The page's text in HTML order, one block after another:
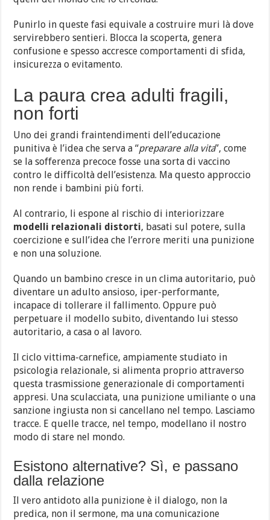
Punirlo in queste fasi equivale a costruire muri là dove
servirebbero sentieri. Blocca la scoperta, genera
confusione e spesso accresce comportamenti di sfida,
insicurezza o evitamento.
La paura crea adulti fragili,
non forti
Uno dei grandi fraintendimenti dell’educazione
punitiva è l’idea che serva a “preparare alla vita”, come
se la sofferenza precoce fosse una sorta di vaccino
contro le difficoltà dell’esistenza. Ma questo approccio
non rende i bambini più forti.
Al contrario, li espone al rischio di interiorizzare
modelli relazionali distorti, basati sul potere, sulla
coercizione e sull’idea che l’errore meriti una punizione
e non una soluzione.
Quando un bambino cresce in un clima autoritario, può
diventare un adulto ansioso, iper-performante,
incapace di tollerare il fallimento. Oppure può
perpetuare il modello subito, diventando lui stesso
autoritario, a casa o al lavoro.
Il ciclo vittima-carnefice, ampiamente studiato in
psicologia relazionale, si alimenta proprio attraverso
questa trasmissione generazionale di comportamenti
appresi. Una sculacciata, una punizione umiliante o una
sanzione ingiusta non si cancellano nel tempo. Lasciamo
tracce. E quelle tracce, nel tempo, modellano il nostro
modo di stare nel mondo.
Esistono alternative? Sì, e passano
dalla relazione
Il vero antidoto alla punizione è il dialogo, non la
predica, non il sermone, ma una comunicazione